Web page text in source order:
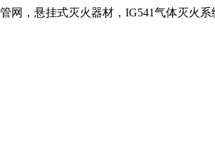
，悬挂式灭火器材，IG541气体灭火系